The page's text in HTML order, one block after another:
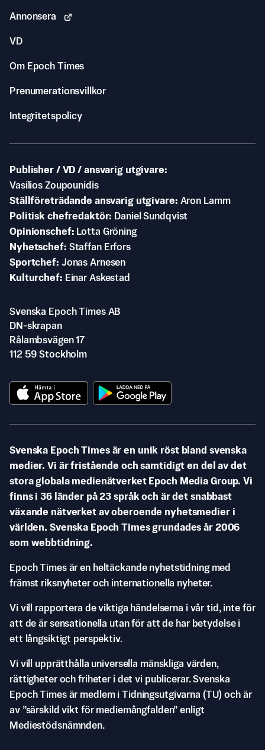
Annonsera
VD
Om Epoch Times
Prenumerationsvillkor
Integritetspolicy
Publisher / VD / ansvarig utgivare
Vasilios Zoupounidis
Ställföreträdande ansvarig utgivare Aron Lamm
Politisk chefredaktör
Daniel Sundqvist
Opinionschef
Lotta Gröning
Nyhetschef Staffan Erfors
Sportchef Jonas Arnesen
Kulturchef
Einar Askestad
Svenska Epoch Times AB
DN-skrapan
Rålambsvägen 17
112 59 Stockholm
Svenska Epoch Times är en unik röst bland svenska
medier. Vi är fristående och samtidigt en del av det
stora globala medienätverket Epoch Media Group. Vi
finns i 36 länder på 23 språk och är det snabbast
växande nätverket av oberoende nyhetsmedier i
världen. Svenska Epoch Times grundades år 2006
som webbtidning.
Epoch Times är en heltäckande nyhetstidning med
främst riksnyheter och internationella nyheter.
Vi vill rapportera de viktiga händelserna i vår tid, inte för
att de är sensationella utan för att de har betydelse i
ett långsiktigt perspektiv.
Vi vill upprätthålla universella mänskliga värden,
rättigheter och friheter i det vi publicerar. Svenska
Epoch Times är medlem i Tidningsutgivarna (TU) och är
av ”särskild vikt för mediemångfalden” enligt
Mediestödsnämnden.